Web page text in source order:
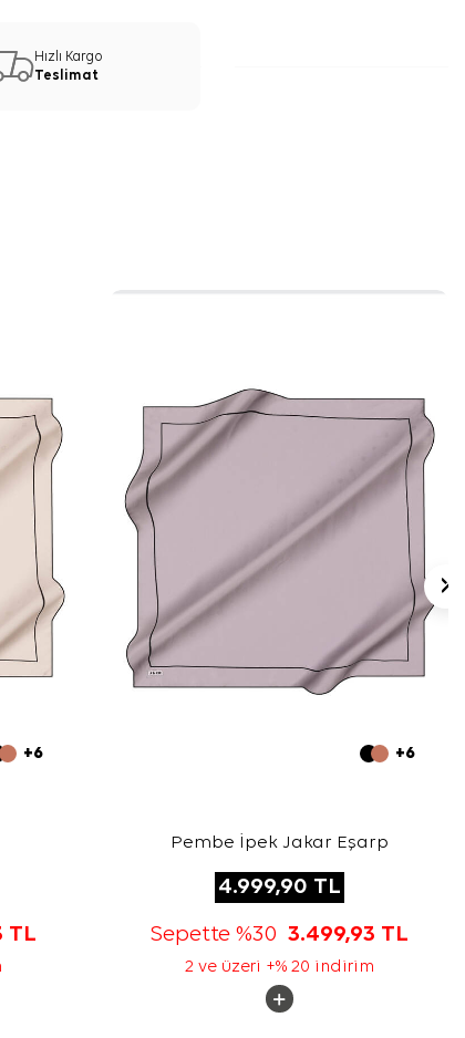
ürün etiketindeki talimatları izleyiniz.
kombinlemek kolaydır?
eşarp günlük kullanıma uygun mu?
Hızlı Kargo
Teslimat
+6
TL
+6
Pembe İpek Jakar Eşarp
4.999,90 TL
Sepette %30 3.499,93 TL
2 ve üzeri +% 20 indirim